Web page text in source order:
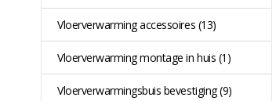
Vloerverwarming accessoires (13)
Vloerverwarming montage in huis (1)
Vloerverwarmingsbuis bevestiging(9)